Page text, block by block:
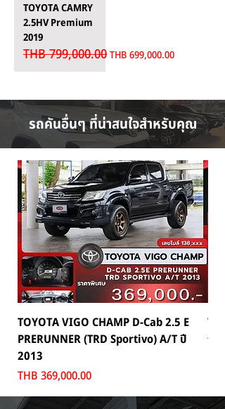
TOYOTA CAMRY
2.5HV Premium
2019
Regular Price
THB 799,000.00Sale Price
THB 699,000.00
รถคันอื่นๆ ที่น่าสนใจสำหรับคุณ
TOYOTA VIGO CHAMP D-Cab 2.5 E
PRERUNNER (TRD Sportivo) A/T ปี
2013
Price
THB 369,000.00
Price